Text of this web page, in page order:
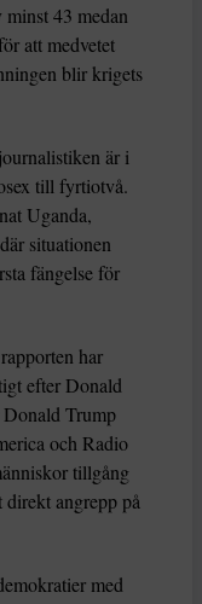
minst 43 medan
att medvetet
blir krigets
är i
till fyrtiotvå.
Uganda,
situationen
fängelse för
har
efter Donald
Donald Trump
och Radio
tillgång
angrepp på
med